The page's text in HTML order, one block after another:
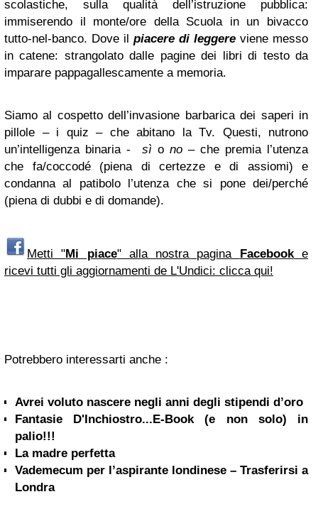
scolastiche, sulla qualità dell’istruzione pubblica:
immiserendo il monte/ore della Scuola in un bivacco
tutto-nel-banco. Dove il piacere di leggere viene messo
in catene: strangolato dalle pagine dei libri di testo da
imparare pappagallescamente a memoria.
Siamo al cospetto dell’invasione barbarica dei saperi in
pillole – i quiz – che abitano la Tv. Questi, nutrono
un’intelligenza binaria - sì o no – che premia l’utenza
che fa/coccodé (piena di certezze e di assiomi) e
condanna al patibolo l’utenza che si pone dei/perché
(piena di dubbi e di domande).
Metti "Mi piace" alla nostra pagina Facebooke
ricevi tutti gli aggiornamenti de L'Undici: clicca qui!
Potrebbero interessarti anche :
Avrei voluto nascere negli anni degli stipendi d’oro
Fantasie D'Inchiostro...E-Book (e non solo) in
palio!!!
La madre perfetta
Vademecum per l’aspirante londinese – Trasferirsi a
Londra